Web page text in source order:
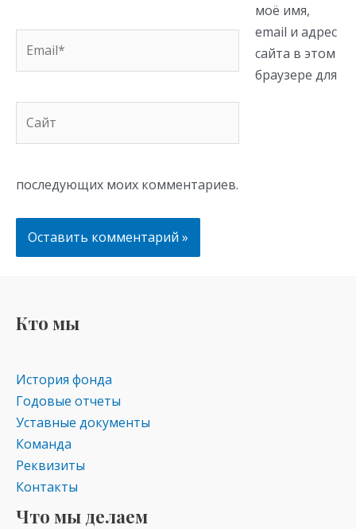
моё имя,
email и адрес
сайта в этом
браузере для
последующих моих комментариев.
Кто мы
История фонда
Годовые отчеты
Уставные документы
Команда
Реквизиты
Контакты
Что мы делаем